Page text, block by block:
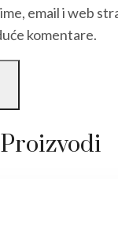
email i web
komentare.